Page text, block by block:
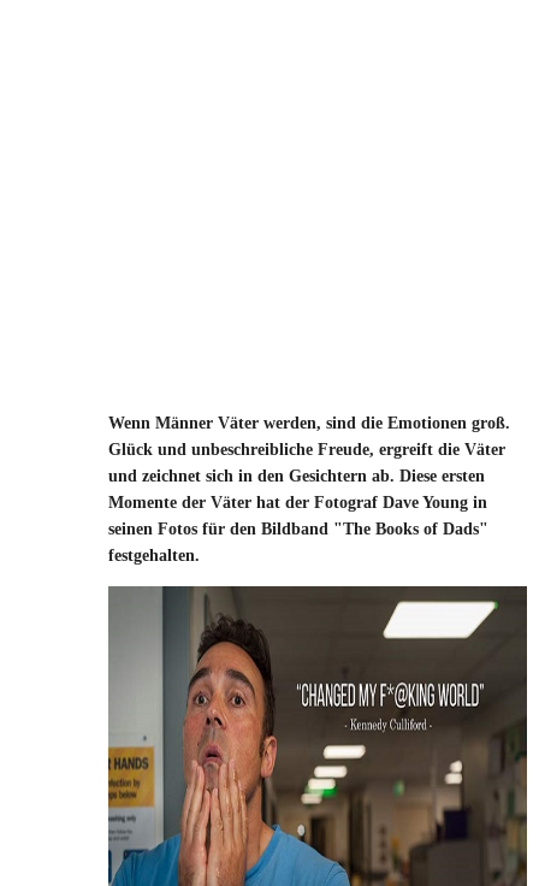
Wenn Männer Väter werden, sind die Emotionen groß.
Glück und unbeschreibliche Freude, ergreift die Väter
und zeichnet sich in den Gesichtern ab. Diese ersten
Momente der Väter hat der Fotograf Dave Young in
seinen Fotos für den Bildband "The Books of Dads"
festgehalten.